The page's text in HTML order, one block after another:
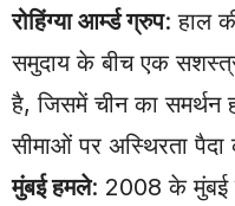
रोहिंग्या आर्म्ड ग्रुप: हाल
समुदाय के बीच एक
है, जिसमें चीन का समर्थन
सीमाओं पर अस्थिरता
मुंबई हमले: 2008 के मुंबई